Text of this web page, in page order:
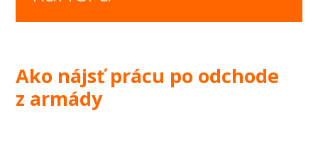
Ako nájsť prácu po odchode
z armády